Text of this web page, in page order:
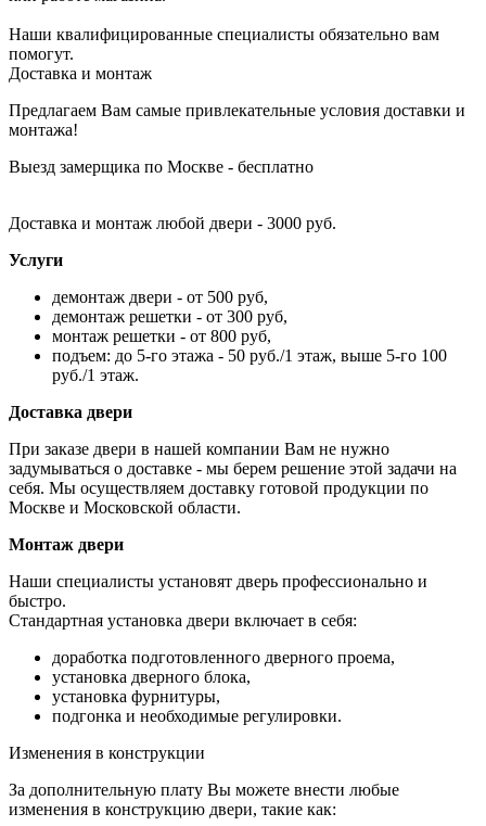
Наши квалифицированные специалисты обязательно вам
помогут.
Доставка и монтаж
Предлагаем Вам самые привлекательные условия доставки и
монтажа!
Выезд замерщика по Москве - бесплатно
Доставка и монтаж любой двери - 3000 руб.
Услуги
демонтаж двери - от 500 руб,
демонтаж решетки - от 300 руб,
монтаж решетки - от 800 руб,
подъем: до 5-го этажа - 50 руб./1 этаж, выше 5-го 100
руб./1 этаж.
Доставка двери
При заказе двери в нашей компании Вам не нужно
задумываться о доставке - мы берем решение этой задачи на
себя. Мы осуществляем доставку готовой продукции по
Москве и Московской области.
Монтаж двери
Наши специалисты установят дверь профессионально и
быстро.
Стандартная установка двери включает в себя:
доработка подготовленного дверного проема,
установка дверного блока,
установка фурнитуры,
подгонка и необходимые регулировки.
Изменения в конструкции
За дополнительную плату Вы можете внести любые
изменения в конструкцию двери, такие как: